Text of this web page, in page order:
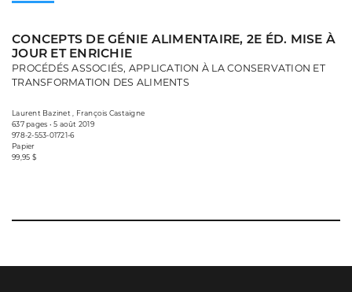
CONCEPTS DE GÉNIE ALIMENTAIRE, 2E ÉD. MISE À
JOUR ET ENRICHIE
PROCÉDÉS ASSOCIÉS, APPLICATION À LA CONSERVATION ET
TRANSFORMATION DES ALIMENTS
Laurent Bazinet , François Castaigne
637 pages • 5 août 2019
978-2-553-01721-6
Papier
99,95 $